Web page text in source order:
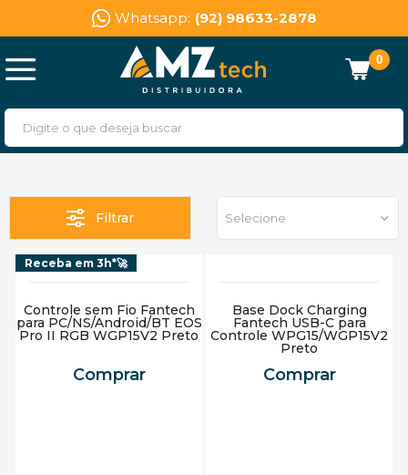
Whatsapp: (92) 98633-2878
0
Filtrar Selecione
Receba em 3h*🚀
Controle sem Fio Fantech
para PC/NS/Android/BT EOS
Pro II RGB WGP15V2 Preto
Comprar
Base Dock Charging
Fantech USB-C para
Controle WPG15/WGP15V2
Preto
Comprar